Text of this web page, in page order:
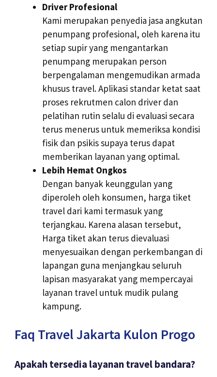
Driver Profesional
Kami merupakan penyedia jasa angkutan
penumpang profesional, oleh karena itu
setiap supir yang mengantarkan
penumpang merupakan person
berpengalaman mengemudikan armada
khusus travel. Aplikasi standar ketat saat
proses rekrutmen calon driver dan
pelatihan rutin selalu di evaluasi secara
terus menerus untuk memeriksa kondisi
fisik dan psikis supaya terus dapat
memberikan layanan yang optimal.
Lebih Hemat Ongkos
Dengan banyak keunggulan yang
diperoleh oleh konsumen, harga tiket
travel dari kami termasuk yang
terjangkau. Karena alasan tersebut,
Harga tiket akan terus dievaluasi
menyesuaikan dengan perkembangan di
lapangan guna menjangkau seluruh
lapisan masyarakat yang mempercayai
layanan travel untuk mudik pulang
kampung.
Faq Travel Jakarta Kulon Progo
Apakah tersedia layanan travel bandara?